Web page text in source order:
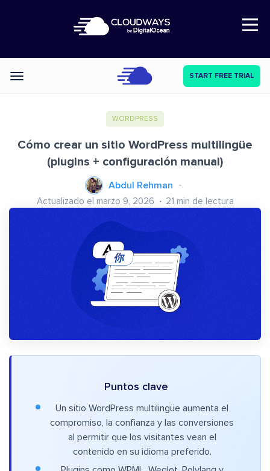
Open Nav
Categories START FREE TRIAL
WORDPRESS
Cómo crear un sitio WordPress multilingüe
(plugins + configuración manual)
Abdul Rehman
Actualizado el marzo 9, 2026 21 min de lectura
Puntos clave
Un sitio WordPress multilingüe aumenta el
compromiso, la confianza y las conversiones
al permitir que los visitantes vean el
contenido en su idioma preferido.